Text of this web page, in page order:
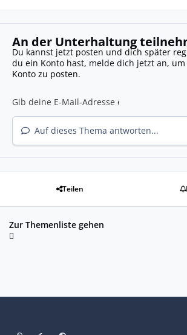
An der Unterhaltung
Du kannst jetzt posten und dich später
du ein Konto hast, melde dich jetzt an,
Konto zu posten.
Auf dieses Thema antworten...
Teilen
Zur Themenliste gehen
Heller ModusDunkler Modus
Systemeinstellung